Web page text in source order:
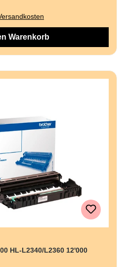
Warenkorb
HL-L2340/L2360 12'000